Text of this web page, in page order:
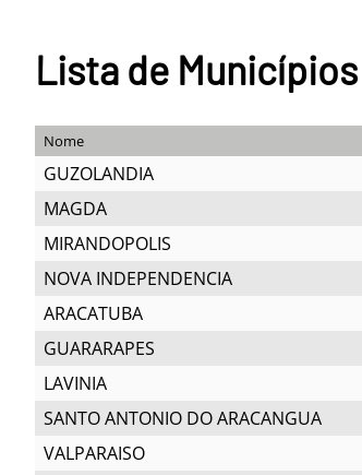
Lista de Municípios
Nome
GUZOLANDIA
MAGDA
MIRANDOPOLIS
NOVA INDEPENDENCIA
ARACATUBA
GUARARAPES
LAVINIA
SANTO ANTONIO DO ARACANGUA
VALPARAISO